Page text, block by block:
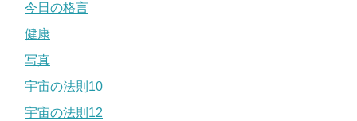
今日の格言
健康
写真
宇宙の法則10
宇宙の法則12